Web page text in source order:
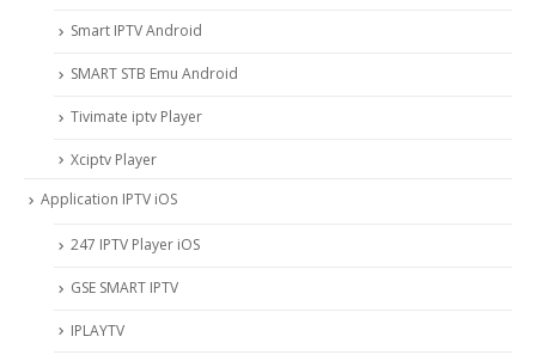
Smart IPTV Android
SMART STB Emu Android
Tivimate iptv Player
Xciptv Player
Application IPTV iOS
247 IPTV Player iOS
‎GSE SMART IPTV
IPLAYTV